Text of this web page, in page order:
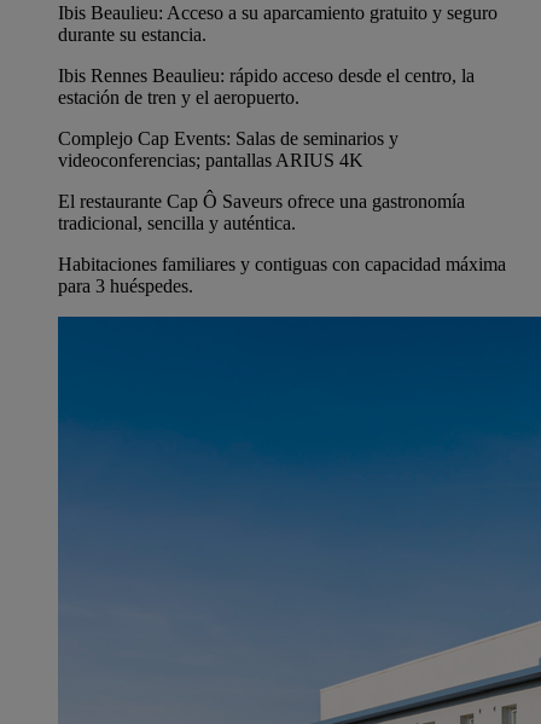
Ibis Beaulieu: Acceso a su aparcamiento gratuito y seguro
durante su estancia.
Ibis Rennes Beaulieu: rápido acceso desde el centro, la
estación de tren y el aeropuerto.
Complejo Cap Events: Salas de seminarios y
videoconferencias; pantallas ARIUS 4K
El restaurante Cap Ô Saveurs ofrece una gastronomía
tradicional, sencilla y auténtica.
Habitaciones familiares y contiguas con capacidad máxima
para 3 huéspedes.